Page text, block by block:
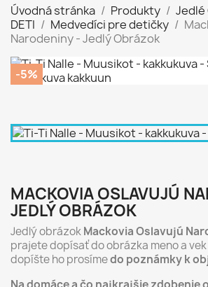
Úvodná stránka Produkty Jedlé
DETI
Medvedíci pre detičky
Narodeniny - Jedlý Obrázok
-5%
MACKOVIA OSLAVUJÚ
JEDLÝ OBRÁZOK
Jedlý obrázokMackovia Oslavujú
prajete dopísať do obrázka meno a
dopíšte ho prosímedo poznámky k